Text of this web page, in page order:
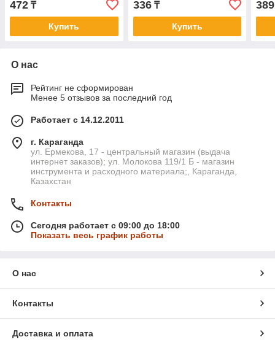
472 ₸
Купить
336₸
Купить
389
О нас
Рейтинг не сформирован
Менее 5 отзывов за последний год
Работает с 14.12.2011
г. Караганда
ул. Ермекова, 17 - центральный магазин (выдача
интернет заказов); ул. Молокова 119/1 Б - магазин
инструмента и расходного материала;, Караганда,
Казахстан
Контакты
Сегодня работает с 09:00 до 18:00
Показать весь график работы
О нас
Контакты
Доставка и оплата